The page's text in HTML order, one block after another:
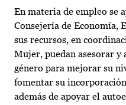
En materia de empleo se
Consejería de Economía,
sus recursos, en
Mujer, puedan asesorar y
género para mejorar su
fomentar su
además de apoyar el